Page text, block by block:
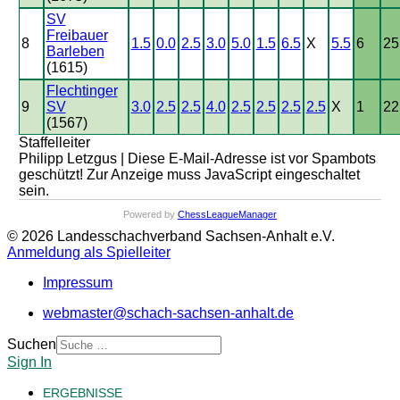
8
SV
Freibauer
Barleben
(1615)
1.5 0.0 2.5 3.0 5.0 1.5 6.5 X 5.5 6
9
Flechtinger
SV
(1567)
3.0 2.5 2.5 4.0 2.5 2.5 2.5 2.5 X 1
Staffelleiter
Philipp Letzgus |
Diese E-Mail-Adresse ist vor Spambots
geschützt! Zur Anzeige muss JavaScript eingeschaltet
sein.
Powered by ChessLeagueManager
© 2026 Landesschachverband Sachsen-Anhalt e.V.
Anmeldung als Spielleiter
Impressum
webmaster@schach-sachsen-anhalt.de
Suchen
Sign In
ERGEBNISSE